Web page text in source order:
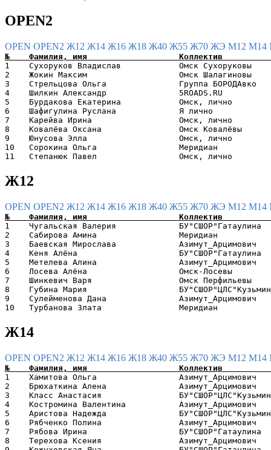
OPEN2
OPEN OPEN2 Ж12 Ж14 Ж16 Ж18 Ж40 Ж55 Ж70 ЖЭ М12 М14
1    Сухоруков Владислав            Омск
2    Жокин Максим                   Омск
3    Стрельцова Ольга               Группа
4    Шилкин Александр               5ROADS.RU
5    Бурдакова Екатерина            Омск, лично
6    Шафигулина Руслана             Я лично
7    Карейва Ирина                  Омск, лично
8    Ковалёва Оксана                Омск
9    Юнусова Элла                   Омск, лично
10   Сорокина Ольга                 Меридиан
Ж12
OPEN OPEN2 Ж12 Ж14 Ж16 Ж18 Ж40 Ж55 Ж70 ЖЭ М12 М14
1    Чугальская Валерия
2    Сабирова Амина                 Меридиан
3    Баевская Мирослава
4    Кеня Алёна
5    Метелева Алина
6    Лосева Алёна                   Омск-Лосевы
7    Шинкевич Варя                  Омск
8    Губина Мария
9    Сулейменова Дана
Ж14
OPEN OPEN2 Ж12 Ж14 Ж16 Ж18 Ж40 Ж55 Ж70 ЖЭ М12 М14
1    Хамитова Ольга
2    Брюхаткина Алена
3    Класс Анастасия
4    Костромина Валентина
5    Аристова Надежда
6    Рябченко Полина
7    Рябова Ирина
8    Терехова Ксения